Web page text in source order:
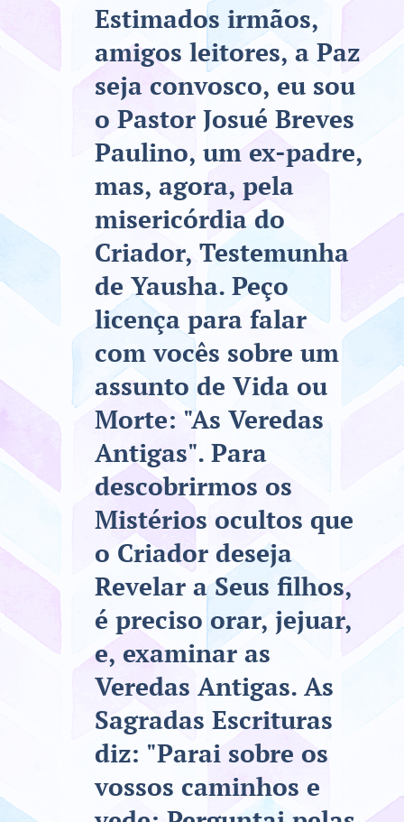
Estimados irmãos,
amigos leitores, a Paz
seja convosco, eu sou
o Pastor Josué Breves
Paulino, um ex-padre,
mas, agora, pela
misericórdia do
Criador, Testemunha
de Yausha. Peço
licença para falar
com vocês sobre um
assunto de Vida ou
Morte: "As Veredas
Antigas". Para
descobrirmos os
Mistérios ocultos que
o Criador deseja
Revelar a Seus filhos,
é preciso orar, jejuar,
e, examinar as
Veredas Antigas. As
Sagradas Escrituras
diz: "Parai sobre os
vossos caminhos e